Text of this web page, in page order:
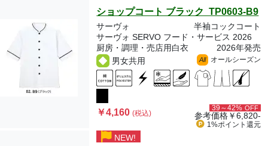
ショップコート ブラック TP0603-B9
サーヴォ
半袖コックコート
サーヴォ SERVO フード・サービス 2026
厨房・調理・売店用白衣
2026年発売
男女共用
All オールシーズン
￥4,160(税込)
39～42% OFF
参考価格￥6,820-
1%ポイント 還元
NEW!